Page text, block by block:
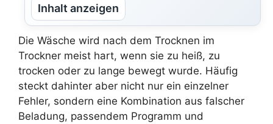
Inhalt anzeigen
Die Wäsche wird nach dem Trocknen im
Trockner meist hart, wenn sie zu heiß, zu
trocken oder zu lange bewegt wurde. Häufig
steckt dahinter aber nicht nur ein einzelner
Fehler, sondern eine Kombination aus falscher
Beladung, passendem Programm und